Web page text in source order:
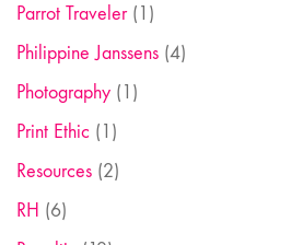
Parrot Traveler(1)
Philippine Janssens (4)
Photography (1)
Print Ethic (1)
Resources (2)
RH (6)